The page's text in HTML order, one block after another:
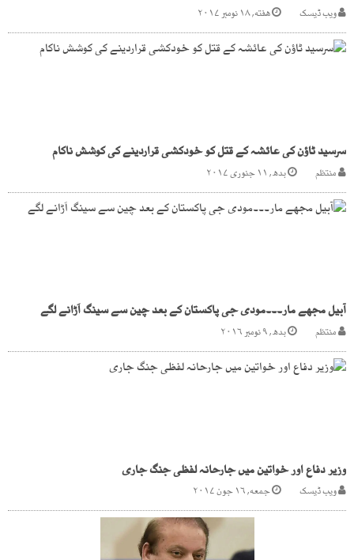
ویب ڈیسک هفته, ۱۸ نومبر ۲۰۱۷
سرسید ٹاﺅن کی عائشہ کے قتل کو خودکشی قراردینے کی کوشش ناکام
منتظم بدھ, ۱۱ جنوری ۲۰۱۷
آبیل مجھے مار۔۔۔مودی جی پاکستان کے بعد چین سے سینگ اَڑانے لگے
منتظم بدھ, ۹ نومبر ۲۰۱۶
وزیر دفاع اور خواتین میں جارحانہ لفظی جنگ جاری
ویب ڈیسک جمعه, ۱۶ جون ۲۰۱۷